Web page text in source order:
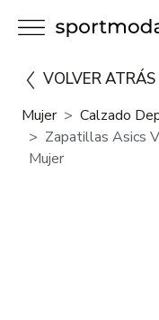
VOLVER ATRÁS
Mujer Calzado
Zapatillas Asics
Mujer